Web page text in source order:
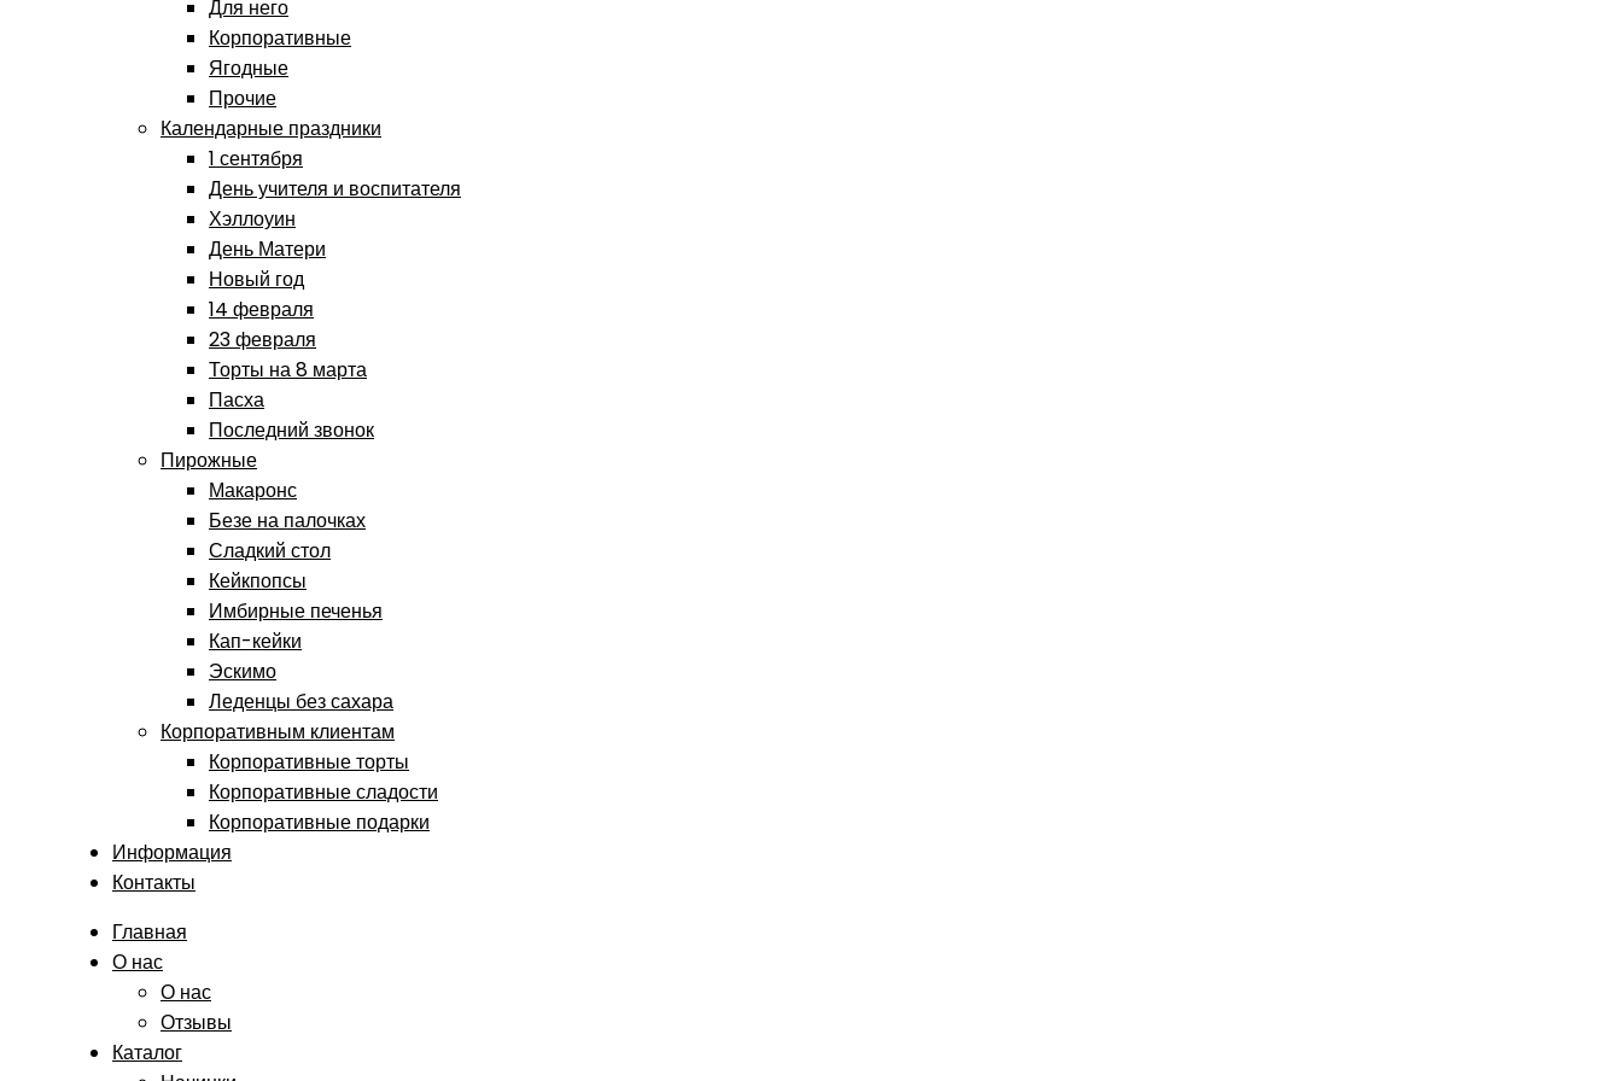
Для него
Корпоративные
Ягодные
Прочие
Календарные праздники
1 сентября
День учителя и воспитателя
Хэллоуин
День Матери
Новый год
14 февраля
23 февраля
Торты на 8 марта
Пасха
Последний звонок
Пирожные
Макаронс
Безе на палочках
Сладкий стол
Кейкпопсы
Имбирные печенья
Кап-кейки
Эскимо
Леденцы без сахара
Корпоративным клиентам
Корпоративные торты
Корпоративные сладости
Корпоративные подарки
Информация
Контакты
Главная
О нас
О нас
Отзывы
Каталог